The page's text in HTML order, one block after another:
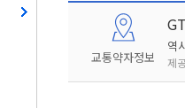
교통약자정보
역
제